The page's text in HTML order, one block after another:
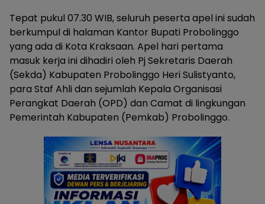
Tepat pukul 07.30 WIB, seluruh peserta apel ini sudah
berkumpul di halaman Kantor Bupati Probolinggo
yang ada di Kota Kraksaan. Apel hari pertama
masuk kerja ini dihadiri oleh Pj Sekretaris Daerah
(Sekda) Kabupaten Probolinggo Heri Sulistyanto,
para Staf Ahli dan sejumlah Kepala Organisasi
Perangkat Daerah (OPD) dan Camat di lingkungan
Pemerintah Kabupaten (Pemkab) Probolinggo.